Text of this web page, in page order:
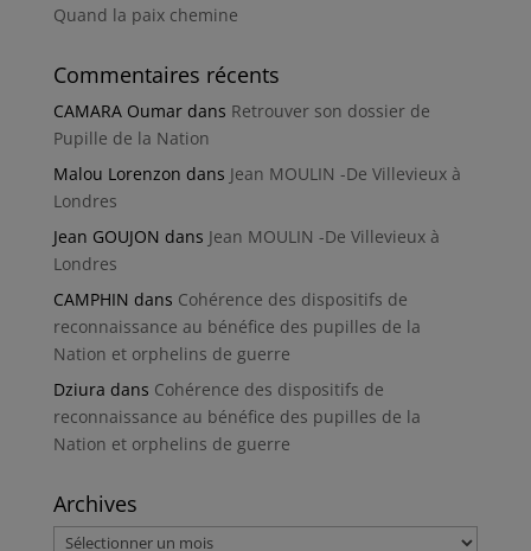
Quand la paix chemine
Commentaires récents
CAMARA Oumardans Retrouver son dossier de
Pupille de la Nation
Malou Lorenzon dans Jean MOULIN -De Villevieux à
Londres
Jean GOUJON dans Jean MOULIN -De Villevieux à
Londres
CAMPHIN dans Cohérence des dispositifs de
reconnaissance au bénéfice des pupilles de la
Nation et orphelins de guerre
Dziura dans Cohérence des dispositifs de
reconnaissance au bénéfice des pupilles de la
Nation et orphelins de guerre
Archives
Archives